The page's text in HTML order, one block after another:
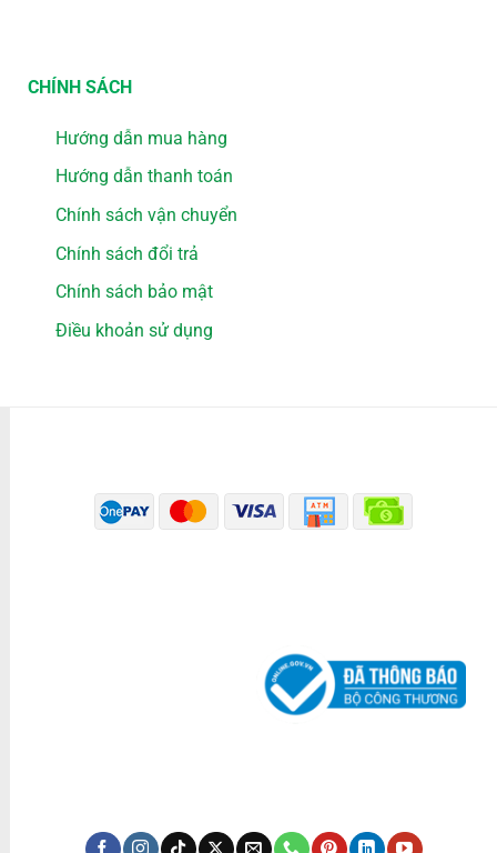
CHÍNH SÁCH
Hướng dẫn mua hàng
Hướng dẫn thanh toán
Chính sách vận chuyển
Chính sách đổi trả
Chính sách bảo mật
Điều khoản sử dụng